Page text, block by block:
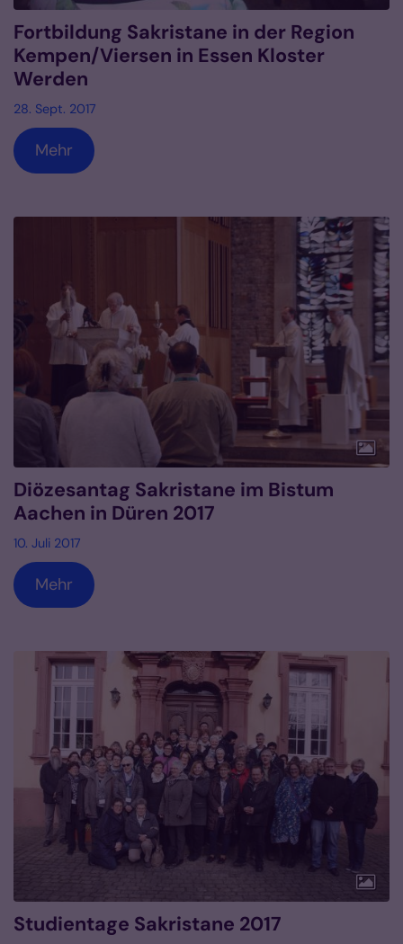
Fortbildung Sakristane in der Region
Kempen/Viersen in Essen Kloster
Werden
28. Sept. 2017
Mehr
Diözesantag Sakristane im Bistum
Aachen in Düren 2017
10. Juli 2017
Mehr
Studientage Sakristane 2017